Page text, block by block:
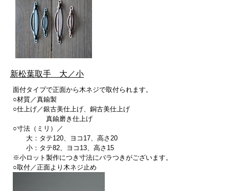
新松葉取手 大／小
面付タイプで正面から木ネジで取付られます。
○材質／真鍮製
○仕上げ／銀古美仕上げ、銅古美仕上げ
真鍮磨き仕上げ
○寸法（ミリ）／
大：タテ120、ヨコ17、高さ20
小：タテ82、ヨコ13、高さ15
※小ロット製作につき寸法にバラつきがございます。
○取付／正面より木ネジ止め